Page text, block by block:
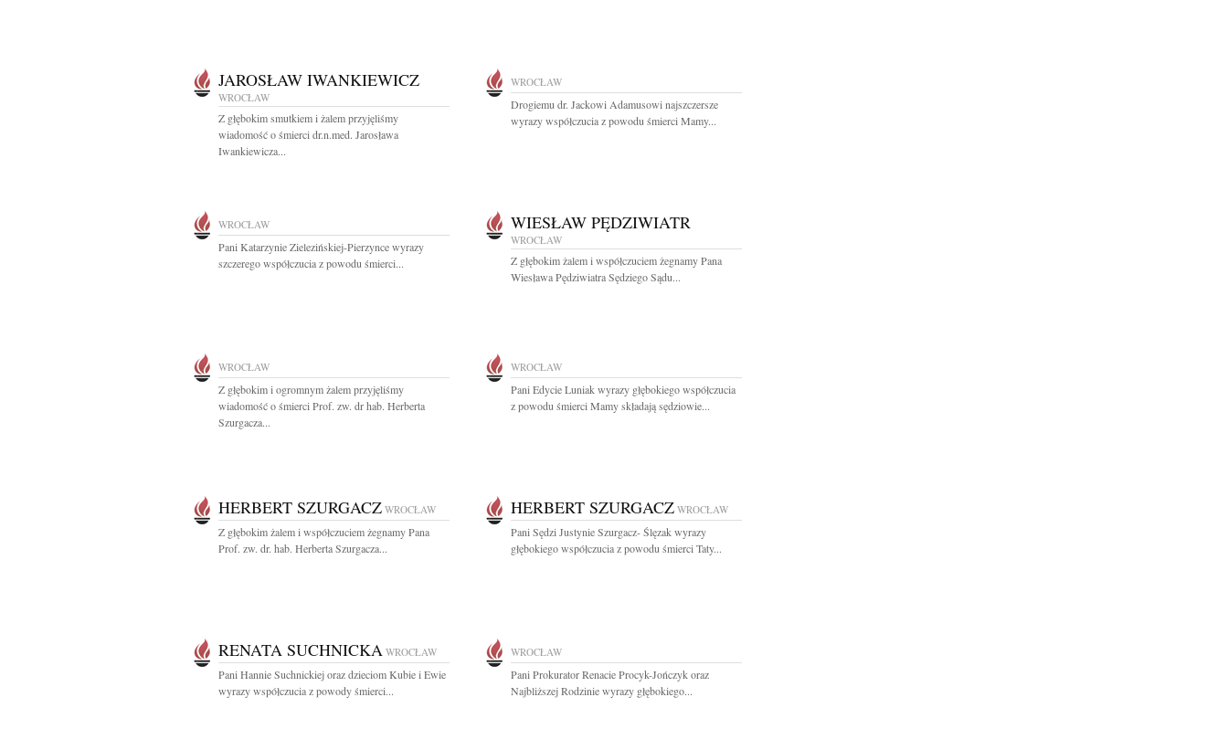
JAROSŁAW IWANKIEWICZ
WROCŁAW
Z głębokim smutkiem i żalem przyjęliśmy
wiadomość o śmierci dr.n.med. Jarosława
Iwankiewicza...
WROCŁAW
Drogiemu dr. Jackowi Adamusowi najszczersze
wyrazy współczucia z powodu śmierci Mamy...
WROCŁAW
Pani Katarzynie Zielezińskiej-Pierzynce wyrazy
szczerego współczucia z powodu śmierci...
WIESŁAW PĘDZIWIATR
WROCŁAW
Z głębokim żalem i współczuciem żegnamy Pana
Wiesława Pędziwiatra Sędziego Sądu...
WROCŁAW
Z głębokim i ogromnym żalem przyjęliśmy
wiadomość o śmierci Prof. zw. dr hab. Herberta
Szurgacza...
WROCŁAW
Pani Edycie Luniak wyrazy głębokiego współczucia
z powodu śmierci Mamy składają sędziowie...
HERBERT SZURGACZ WROCŁAW
Z głębokim żalem i współczuciem żegnamy Pana
Prof. zw. dr. hab. Herberta Szurgacza...
HERBERT SZURGACZ WROCŁAW
Pani Sędzi Justynie Szurgacz- Ślęzak wyrazy
głębokiego współczucia z powodu śmierci Taty...
RENATA SUCHNICKA WROCŁAW
Pani Hannie Suchnickiej oraz dzieciom Kubie i Ewie
wyrazy współczucia z powody śmierci...
WROCŁAW
Pani Prokurator Renacie Procyk-Jończyk oraz
Najbliższej Rodzinie wyrazy głębokiego...